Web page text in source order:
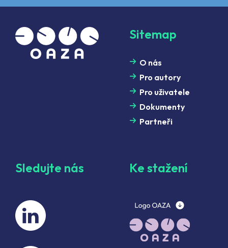
Sitemap
O nás
Pro autory
Pro uživatele
Dokumenty
Partneři
Sledujte nás Ke stažení